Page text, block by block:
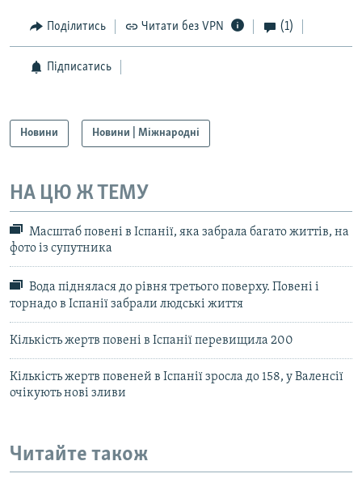
Поділитись Читати без VPN (1)
Підписатись
Новини Новини | Міжнародні
НА ЦЮ Ж ТЕМУ
Масштаб повені в Іспанії, яка забрала багато життів, на
фото із супутника
Вода піднялася до рівня третього поверху. Повені і
торнадо в Іспанії забрали людські життя
Кількість жертв повені в Іспанії перевищила 200
Кількість жертв повеней в Іспанії зросла до 158, у Валенсії
очікують нові зливи
Читайте також